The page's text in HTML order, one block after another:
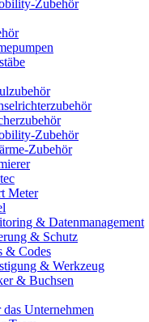
Zubehör
Zubehör
Zubehör
Meter
& Datenmanagement
& Schutz
& Codes
& Werkzeug
& Buchsen
das Unternehmen